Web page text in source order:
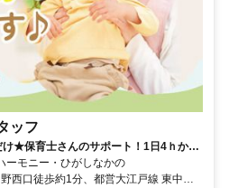
ッフ
け★保育士さんのサポート！1日4ｈから
や副業にもピッタリ！
モニー・ひがしなかの
西口徒歩約1分、都営大江戸線 東中野